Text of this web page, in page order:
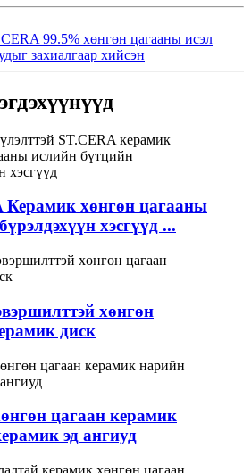
99.5% хөнгөн цагааны исэл
захиалгаар хийсэн
Керамик хөнгөн цагааны
хэсгүүд ...
хөнгөн
диск
цагаан керамик
эд ангиуд